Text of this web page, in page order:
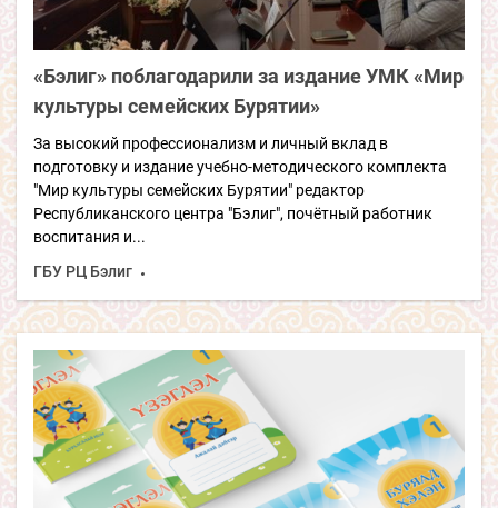
«Бэлиг» поблагодарили за издание УМК «Мир
культуры семейских Бурятии»
За высокий профессионализм и личный вклад в
подготовку и издание учебно-методического комплекта
"Мир культуры семейских Бурятии" редактор
Республиканского центра "Бэлиг", почётный работник
воспитания и...
ГБУ РЦ Бэлиг